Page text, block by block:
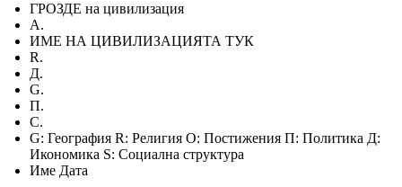
ГРОЗДЕ на цивилизация
А.
ИМЕ НА ЦИВИЛИЗАЦИЯТА ТУК
R.
Д.
G.
П.
С.
G: География R: Религия О: Постижения П: Политика Д:
Икономика S: Социална структура
Име Дата